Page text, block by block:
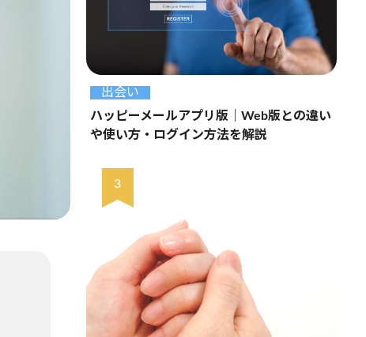
出会い
ハッピーメールアプリ版｜Web版との違い
や使い方・ログイン方法を解説